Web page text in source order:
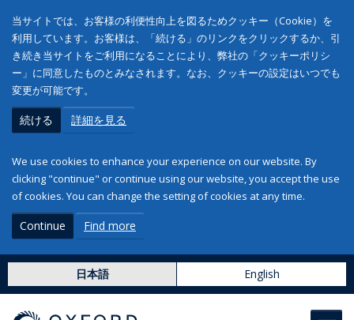
当サイトでは、お客様の利便性向上を図るためクッキー（Cookie）を
利用しています。お客様は、「続ける」のリンクをクリックするか、引
き続き当サイトをご利用になることにより、弊社の「クッキーポリシ
ー」に同意したものとみなされます。なお、クッキーの設定はいつでも
変更が可能です。
続ける 詳細を見る
We use cookies to enhance your experience on our website. By
clicking "continue" or continue using our website, you accept the use
of cookies. You can change the setting of cookies at any time.
Continue Find more
日本語 English